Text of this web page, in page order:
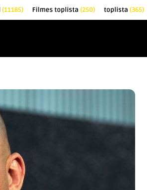
(11185) Filmes toplista (250) toplista (365)